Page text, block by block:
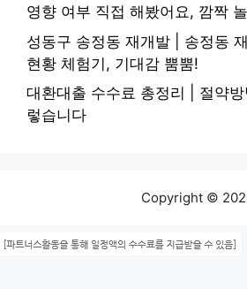
영향 여부 직접 해봤어요, 깜짝
성동구 송정동 재개발 | 송정동
현황 체험기, 기대감 뿜뿜!
대환대출 수수료 총정리 | 절약
렇습니다
Copyright ©